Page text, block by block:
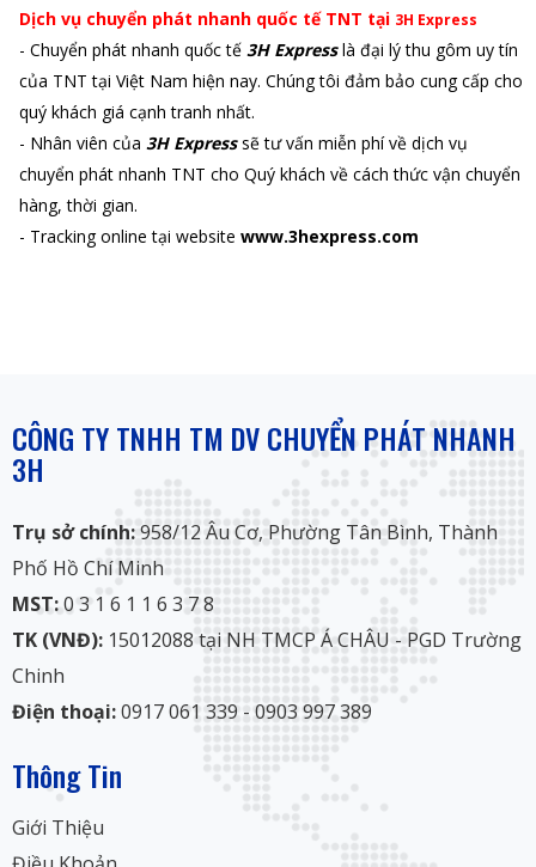
Dịch vụ chuyển phát nhanh quốc tế TNT tại 3H Express
- Chuyển phát nhanh quốc tế 3HExpresslà đại lý thu gôm uy tín
của TNT tại Việt Nam hiện nay. Chúng tôi đảm bảo cung cấp cho
quý khách giá cạnh tranh nhất.
- Nhân viên của 3HExpresssẽ tư vấn miễn phí về dịch vụ
chuyển phát nhanh TNT cho Quý khách về cách thức vận chuyển
hàng, thời gian.
- Tracking online tại website www.3hexpress.com
CÔNG TY TNHH TM DV CHUYỂN PHÁT NHANH
3H
Trụ sở chính:958/12 Âu Cơ, Phường Tân Bình, Thành
Phố Hồ Chí Minh
MST:0 3 1 6 1 1 6 3 7 8
TK (VNĐ): 15012088 tại NH TMCP Á CHÂU - PGD Trường
Chinh
Điện thoại:0917 061 339 - 0903 997 389
Thông Tin
Giới Thiệu